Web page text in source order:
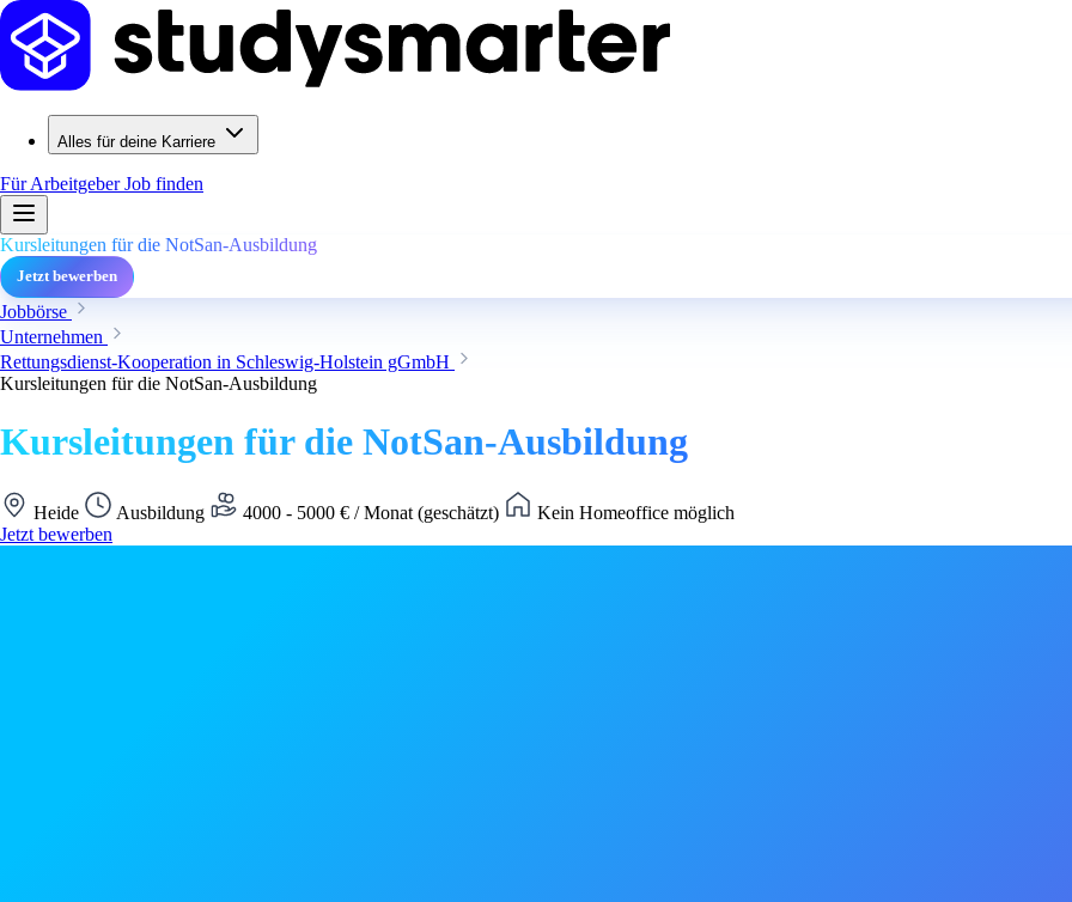
Alles für deine Karriere
Für ArbeitgeberJob finden
Kursleitungen für die NotSan-Ausbildung
Jetzt bewerben
Jobbörse
Unternehmen
Rettungsdienst-Kooperation in Schleswig-Holstein gGmbH
Kursleitungen für die NotSan-Ausbildung
Kursleitungen für die NotSan-Ausbildung
Heide Ausbildung 4000 - 5000 € / Monat (geschätzt)
Kein Homeoffice möglich
Jetzt bewerben